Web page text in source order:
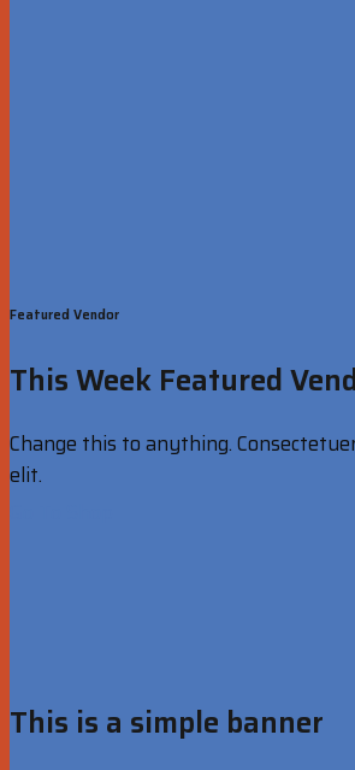
Featured Vendor
This Week Featured
Change this to anything.
elit.
This is a simple banner